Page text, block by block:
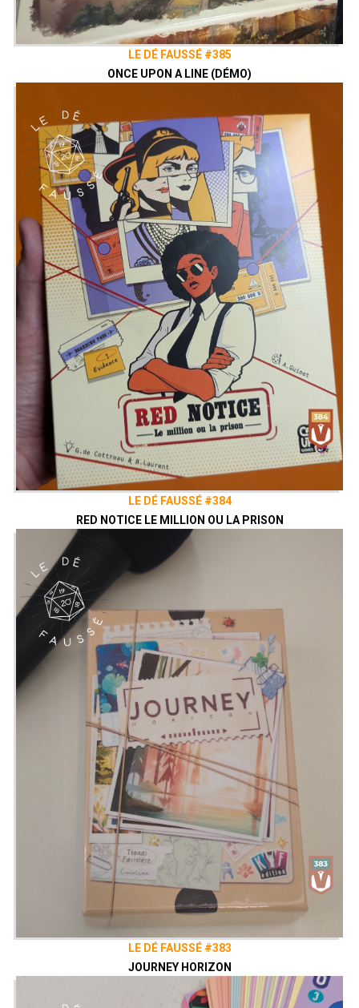
LE DÉ FAUSSÉ #385
ONCE UPON A LINE (DÉMO)
LE DÉ FAUSSÉ #384
RED NOTICE LE MILLION OU LA PRISON
LE DÉ FAUSSÉ #383
JOURNEY HORIZON